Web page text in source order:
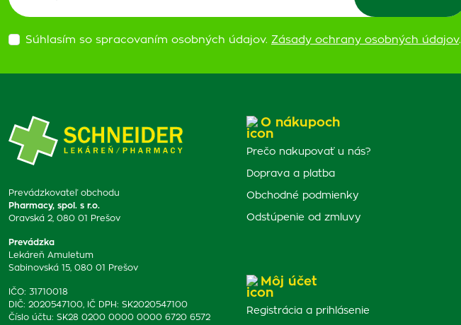
Súhlasím so spracovaním osobných údajov. Zásady ochrany osobných údajov.
Prevádzkovateľ obchodu
Pharmacy, spol. s r.o.
Oravská 2, 080 01 Prešov
Prevádzka
Lekáreň Amuletum
Sabinovská 15, 080 01 Prešov
IČO: 31710018
DIČ: 2020547100, IČ DPH: SK2020547100
Číslo účtu: SK28 0200 0000 0000 6720 6572
O nákupoch
Prečo nakupovať u nás?
Doprava a platba
Obchodné podmienky
Odstúpenie od zmluvy
Môj účet
Registrácia a prihlásenie